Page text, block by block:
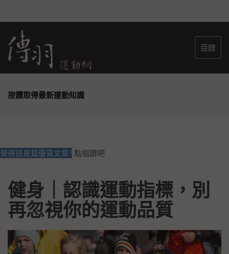
目錄
按讚取得最新運動知識
覺得這是篇優質文章? 點個讚吧
健身｜認識運動指標，別
再忽視你的運動品質